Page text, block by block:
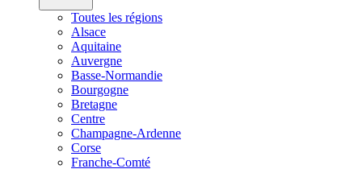
Toutes les régions
Alsace
Aquitaine
Auvergne
Basse-Normandie
Bourgogne
Bretagne
Centre
Champagne-Ardenne
Corse
Franche-Comté